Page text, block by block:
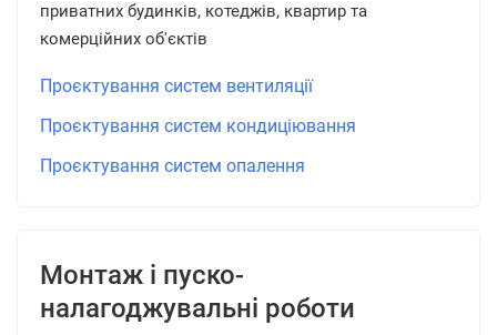
приватних будинків, котеджів, квартир та
комерційних об'єктів
Проєктування систем вентиляції
Проєктування систем кондиціювання
Проєктування систем опалення
Монтаж і пуско-
налагоджувальні роботи